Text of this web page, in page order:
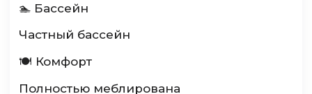
🏊 Бассейн
Частный бассейн
🍽 Комфорт
Полностью меблирована